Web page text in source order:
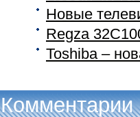
Новые
Regza
Toshiba –
Комментарии